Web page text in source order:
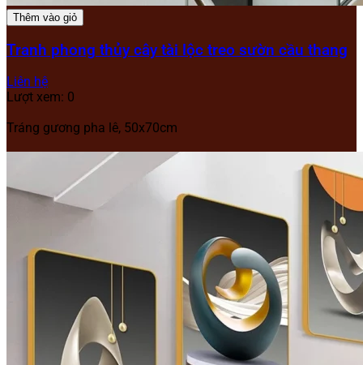
Thêm vào giỏ
Tranh phong thủy cây tài lộc treo sườn cầu thang
Liên hệ
Lượt xem: 0
Tráng gương pha lê, 50x70cm